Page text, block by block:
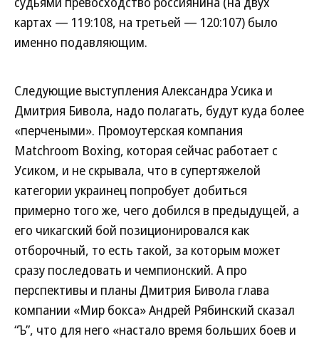
картах — 119:108, на третьей — 120:107) было
именно подавляющим.
Следующие выступления Александра Усика и
Дмитрия Бивола, надо полагать, будут куда более
«перчеными». Промоутерская компания
Matchroom Boxing, которая сейчас работает с
Усиком, и не скрывала, что в супертяжелой
категории украинец попробует добиться
примерно того же, чего добился в предыдущей, а
его чикагский бой позиционировался как
отборочный, то есть такой, за которым может
сразу последовать и чемпионский. А про
перспективы и планы Дмитрия Бивола глава
компании «Мир бокса» Андрей Рябинский сказал
“Ъ”, что для него «настало время больших боев и